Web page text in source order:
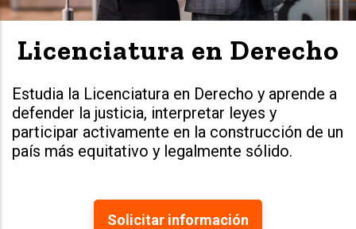
Licenciatura en Derecho
Estudia la Licenciatura en Derecho y aprende a
defender la justicia, interpretar leyes y
participar activamente en la construcción de un
país más equitativo y legalmente sólido.
Solicitar información